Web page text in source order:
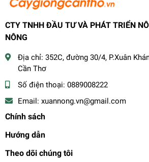
CTY TNHH ĐẦU TƯ VÀ PHÁT TRIỂN
NÔNG
Địa chỉ: 352C, đường 30/4, P.Xuân
Cần Thơ
Số điện thoại: 0889008222
Email: xuannong.vn@gmail.com
Chính sách
Hướng dẫn
Theo dõi chúng tôi